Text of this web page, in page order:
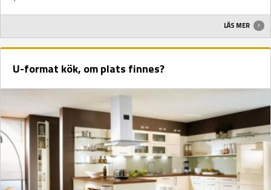
LÄS MER
U-format kök, om plats finnes?